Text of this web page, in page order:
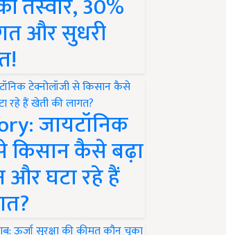
और सुधरी
जायटॉनिक
किसान कैसे बढ़ा
और घटा रहे हैं